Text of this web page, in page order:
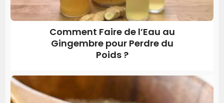
Comment Faire de l’Eau au
Gingembre pour Perdre du
Poids ?